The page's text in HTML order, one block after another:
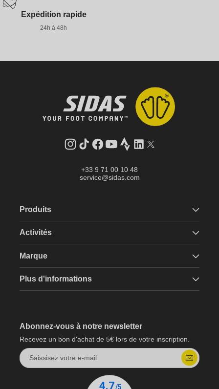
Expédition rapide
24h à 48h
Instagram
Tik
Facebook
YouTube
StravaLinkedInTwitter
+33 9 71 00 10 48
service@sidas.com
Produits
Activités
Marque
Plus d'informations
Abonnez-vous à notre newsletter
Recevez un bon d'achat de 5€ lors de votre inscription.
Saissisez votre e-mail